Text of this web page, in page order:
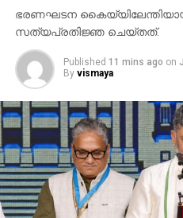
ഭരണഘടന
സത്യപ്രതിജ്ഞ ചെയ്തത്.
Published 11 mins ago on
By vismaya